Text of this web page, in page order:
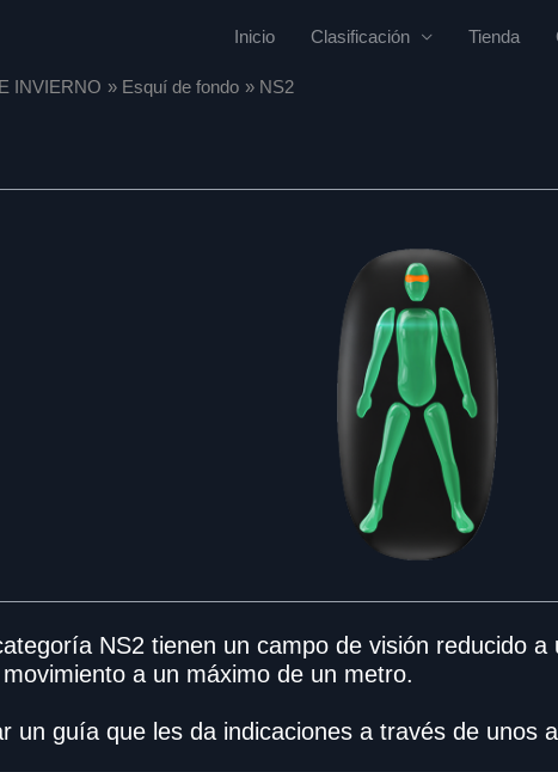
Inicio Clasificación Tienda
INVIERNO Esquí de fondo NS2
NS2 tienen un campo de visión reducido
a un máximo de un metro.
un guía que les da indicaciones a través de unos